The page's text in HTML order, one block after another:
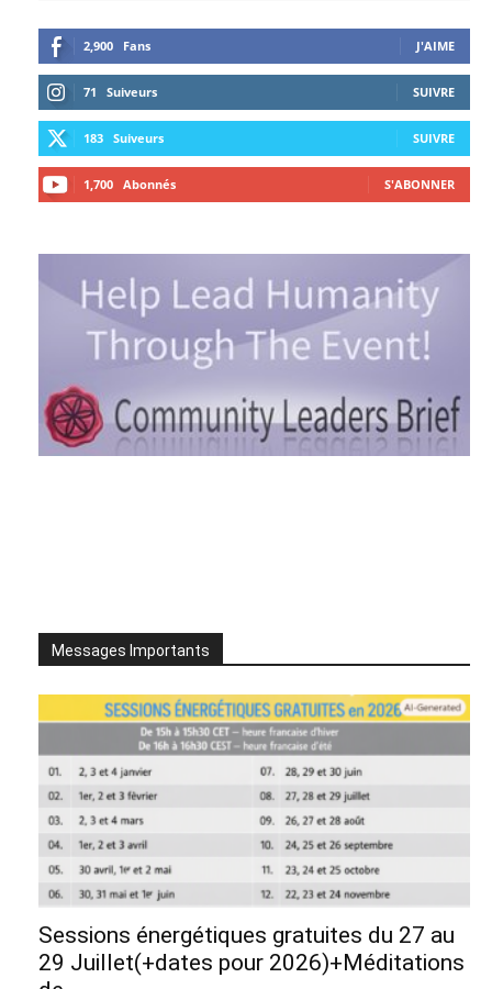
2,900 Fans J'AIME
71 Suiveurs SUIVRE
183 Suiveurs SUIVRE
1,700 Abonnés S'ABONNER
Messages Importants
Sessions énergétiques gratuites du 27 au
29 Juillet(+dates pour 2026)+Méditations